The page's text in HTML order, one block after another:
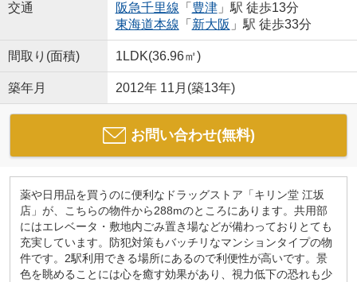
交通
阪急千里線 「 豊津」駅 徒歩13分
東海道本線 「 新大阪 」駅 徒歩33分
間取り(面積) 1LDK(36.96㎡)
築年月 2012年 11月(築13年)
お問い合わせ(無料)
薬や日用品を買うのに便利なドラッグストア「キリン堂 江坂
店」が、こちらの物件から288mのところにあります。共用部
にはエレベータ・敷地内ごみ置き場などが備わっておりとても
充実しています。防犯対策もバッチリなマンションタイプの物
件です。2駅利用できる場所にあるので利便性が高いです。景
色を眺めることには心を癒す効果があり、視力低下の恐れも少